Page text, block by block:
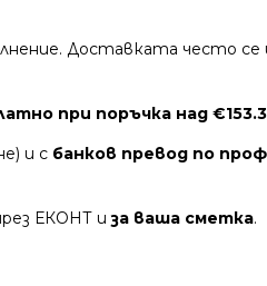
Доставката често
при поръчка над
и с банков превод по
ЕКОНТ иза ваша сметка.